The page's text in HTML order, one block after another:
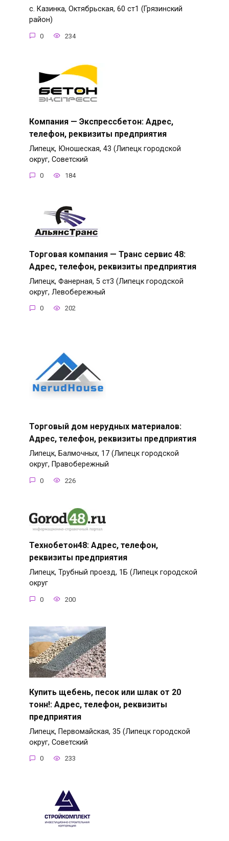
с. Казинка, Октябрьская, 60 ст1 (Грязинский
район)
0 234
Компания — Экспрессбетон: Адрес,
телефон, реквизиты предприятия
Липецк, Юношеская, 43 (Липецк городской
округ, Советский
0 184
Торговая компания — Транс сервис 48:
Адрес, телефон, реквизиты предприятия
Липецк, Фанерная, 5 ст3 (Липецк городской
округ, Левобережный
0 202
Торговый дом нерудных материалов:
Адрес, телефон, реквизиты предприятия
Липецк, Балмочных, 17 (Липецк городской
округ, Правобережный
0 226
Технобетон48: Адрес, телефон,
реквизиты предприятия
Липецк, Трубный проезд, 1Б (Липецк городской
округ
0 200
Купить щебень, песок или шлак от 20
тонн!: Адрес, телефон, реквизиты
предприятия
Липецк, Первомайская, 35 (Липецк городской
округ, Советский
0 233